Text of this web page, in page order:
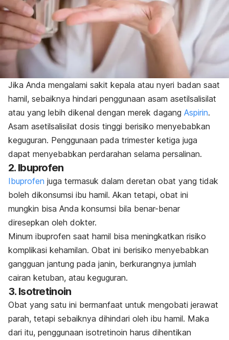
Jika Anda mengalami sakit kepala atau nyeri badan saat
hamil, sebaiknya hindari penggunaan asam asetilsalisilat
atau yang lebih dikenal dengan merek dagang Aspirin.
Asam asetilsalisilat dosis tinggi berisiko menyebabkan
keguguran. Penggunaan pada trimester ketiga juga
dapat menyebabkan perdarahan selama persalinan.
2. Ibuprofen
Ibuprofen juga termasuk dalam deretan obat yang tidak
boleh dikonsumsi ibu hamil. Akan tetapi, obat ini
mungkin bisa Anda konsumsi bila benar-benar
diresepkan oleh dokter.
Minum ibuprofen saat hamil bisa meningkatkan risiko
komplikasi kehamilan. Obat ini berisiko menyebabkan
gangguan jantung pada janin, berkurangnya jumlah
cairan ketuban, atau keguguran.
3. Isotretinoin
Obat yang satu ini bermanfaat untuk mengobati jerawat
parah, tetapi sebaiknya dihindari oleh ibu hamil. Maka
dari itu, penggunaan isotretinoin harus dihentikan